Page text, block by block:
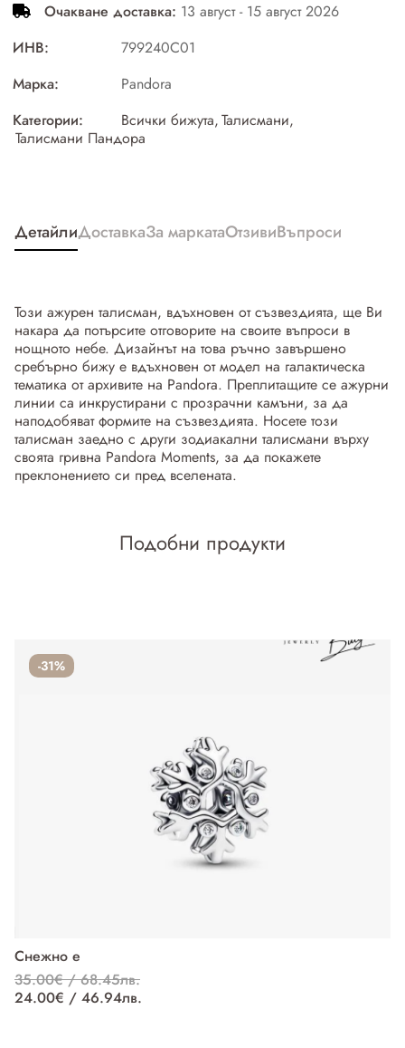
Очакване доставка: 13 август - 15 август 2026
ИНВ:
799240C01
Марка:
Pandora
Категории:
Всички бижута,Талисмани,
Талисмани Пандора
ДетайлиДоставкаЗа маркатаОтзивиВъпроси
Този ажурен талисман, вдъхновен от съзвездията, ще Ви
накара да потърсите отговорите на своите въпроси в
нощното небе. Дизайнът на това ръчно завършено
сребърно бижу е вдъхновен от модел на галактическа
тематика от архивите на Pandora. Преплитащите се ажурни
линии са инкрустирани с прозрачни камъни, за да
наподобяват формите на съзвездията. Носете този
талисман заедно с други зодиакални талисмани върху
своята гривна Pandora Moments, за да покажете
преклонението си пред вселената.
Подобни продукти
-31%
Снежно е
35.00€ / 68.45лв.
24.00€ / 46.94лв.